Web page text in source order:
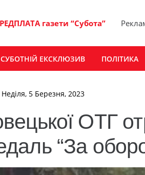
газети “Субота”
СУБОТНІЙ ЕКСКЛЮЗИВ ПОЛІТИКА
Неділя, 5 Березня, 2023
ОТГ
“За